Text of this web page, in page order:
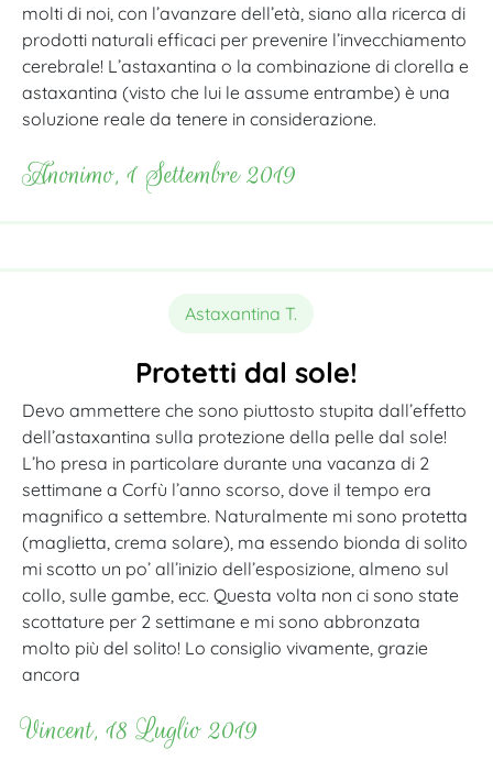
molti di noi, con l’avanzare dell’età, siano alla ricerca di
prodotti naturali efficaci per prevenire l’invecchiamento
cerebrale! L’astaxantina o la combinazione di clorella e
astaxantina (visto che lui le assume entrambe) è una
soluzione reale da tenere in considerazione.
Anonimo, 1 Settembre 2019
Astaxantina T.
Protetti dal sole!
Devo ammettere che sono piuttosto stupita dall’effetto
dell’astaxantina sulla protezione della pelle dal sole!
L’ho presa in particolare durante una vacanza di 2
settimane a Corfù l’anno scorso, dove il tempo era
magnifico a settembre. Naturalmente mi sono protetta
(maglietta, crema solare), ma essendo bionda di solito
mi scotto un po’ all’inizio dell’esposizione, almeno sul
collo, sulle gambe, ecc. Questa volta non ci sono state
scottature per 2 settimane e mi sono abbronzata
molto più del solito! Lo consiglio vivamente, grazie
ancora
Vincent, 18 Luglio 2019